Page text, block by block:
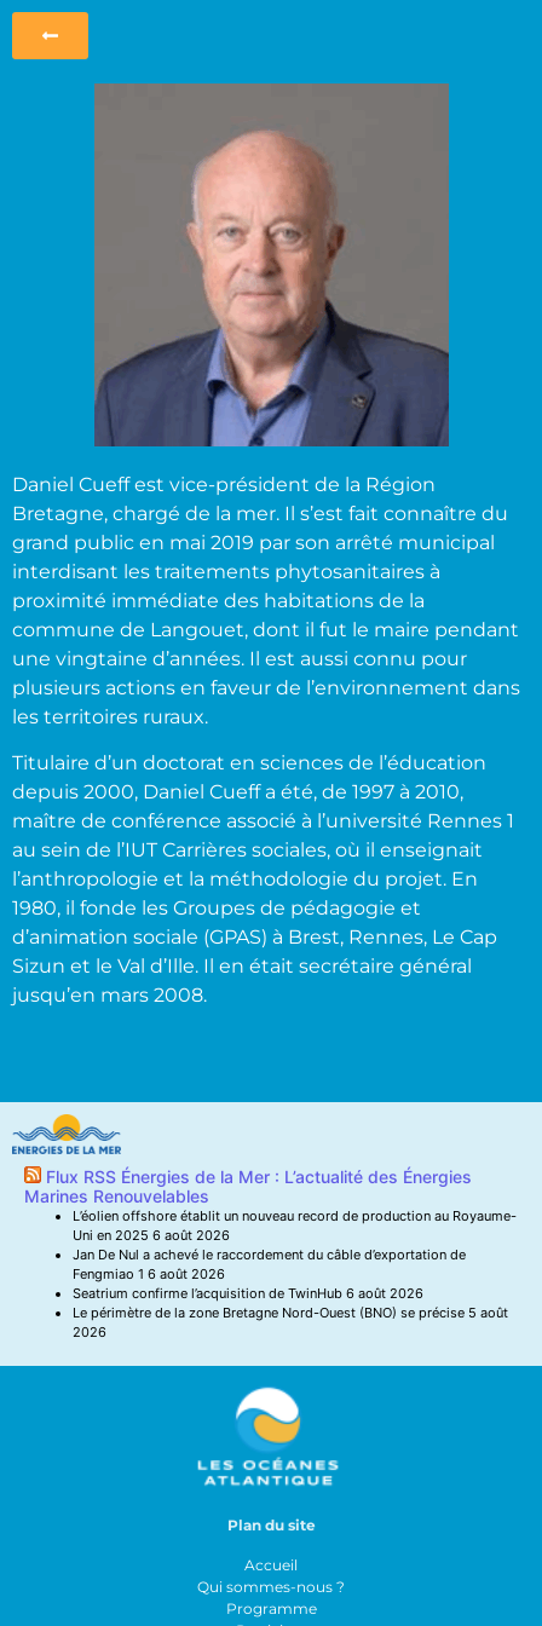
Daniel Cueff est vice-président de la Région
Bretagne, chargé de la mer. Il s’est fait connaître du
grand public en mai 2019 par son arrêté municipal
interdisant les traitements phytosanitaires à
proximité immédiate des habitations de la
commune de Langouet, dont il fut le maire pendant
une vingtaine d’années. Il est aussi connu pour
plusieurs actions en faveur de l’environnement dans
les territoires ruraux.
Titulaire d’un doctorat en sciences de l’éducation
depuis 2000, Daniel Cueff a été, de 1997 à 2010,
maître de conférence associé à l’université Rennes 1
au sein de l’IUT Carrières sociales, où il enseignait
l’anthropologie et la méthodologie du projet. En
1980, il fonde les Groupes de pédagogie et
d’animation sociale (GPAS) à Brest, Rennes, Le Cap
Sizun et le Val d’Ille. Il en était secrétaire général
jusqu’en mars 2008.
Flux RSS Énergies de la Mer : L’actualité des Énergies
Marines Renouvelables
L’éolien offshore établit un nouveau record de production au Royaume-
Uni en 2025 6 août 2026
Jan De Nul a achevé le raccordement du câble d’exportation de
Fengmiao 1 6 août 2026
Seatrium confirme l’acquisition de TwinHub 6 août 2026
Le périmètre de la zone Bretagne Nord-Ouest (BNO) se précise 5 août
2026
Plan du site
Accueil
Qui sommes-nous ?
Programme